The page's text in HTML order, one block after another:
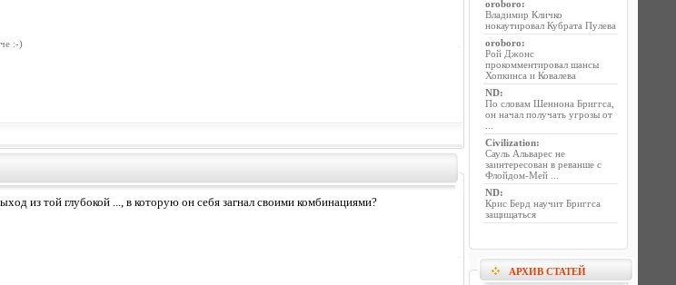
:-)
из той глубокой ..., в которую он себя загнал своими комбинациями?
oroboro:
Владимир Кличко
нокаутировал Кубрата Пулева
oroboro:
Рой Джонс
прокомментировал шансы
Хопкинса и Ковалева
ND:
По словам Шеннона Бриггса,
он начал получать угрозы от
Civilization:
Сауль Альварес не
заинтересован в реванше с
Флойдом-Мей ...
ND:
Крис Берд научит Бриггса
защищаться
АРХИВ СТАТЕЙ